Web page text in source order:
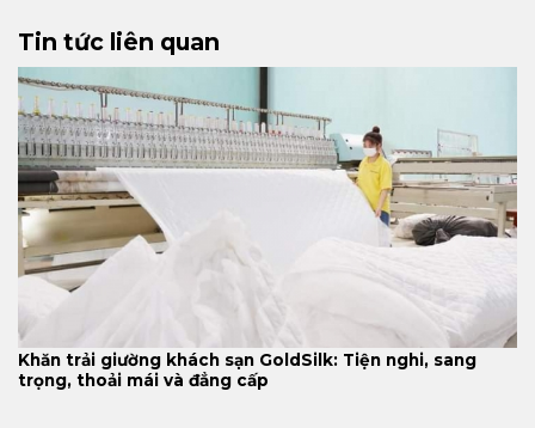
Tin tức liên quan
Khăn trải giường khách sạn GoldSilk: Tiện nghi, sang
trọng, thoải mái và đẳng cấp